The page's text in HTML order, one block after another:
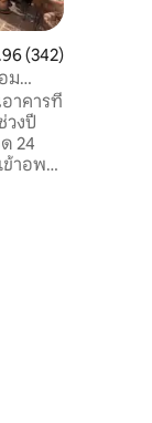
นเฉลี่ย 4.96 จาก 5,
(342)
ม
ตร์
าคารที่
วงปี
24
าอพาร์
ครัน
ง